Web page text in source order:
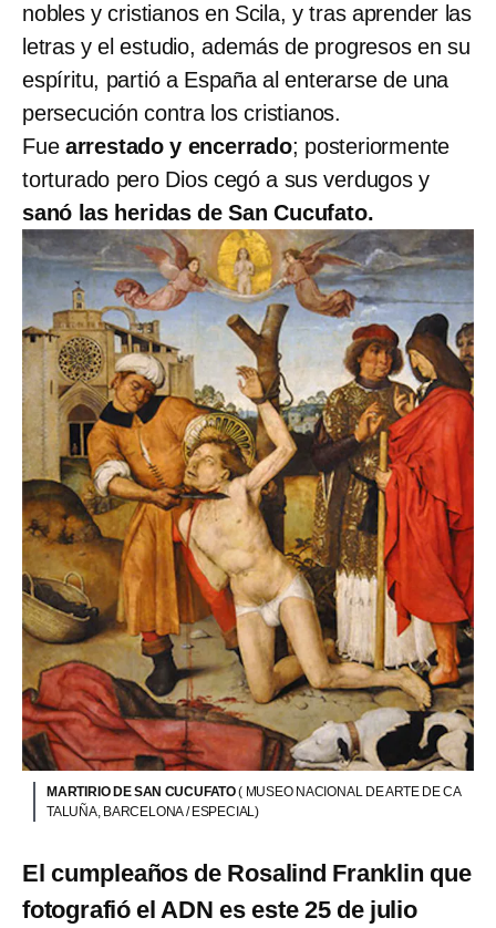
nobles y cristianos en Scila, y tras aprender las
letras y el estudio, además de progresos en su
espíritu, partió a España al enterarse de una
persecución contra los cristianos.
Fue arrestado y encerrado; posteriormente
torturado pero Dios cegó a sus verdugos y
sanó las heridas de San Cucufato.
MARTIRIO DE SAN CUCUFATO( MUSEO NACIONAL DE ARTE DE CA
TALUÑA, BARCELONA / ESPECIAL)
El cumpleaños de Rosalind Franklin que
fotografió el ADN es este 25 de julio